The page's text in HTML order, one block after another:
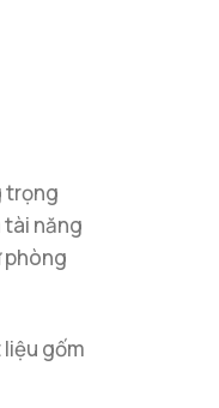
trọng
tài năng
phòng
gốm